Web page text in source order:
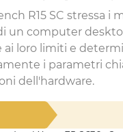
R15 SC stressa i
un computer
ai loro limiti e
i parametri
dell'hardware.